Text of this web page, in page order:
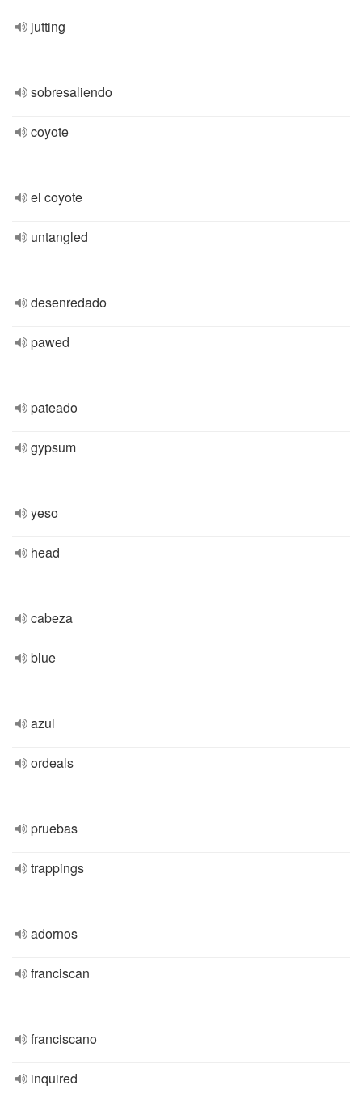
jutting
sobresaliendo
coyote
el coyote
untangled
desenredado
pawed
pateado
gypsum
yeso
head
cabeza
blue
azul
ordeals
pruebas
trappings
adornos
franciscan
franciscano
inquired